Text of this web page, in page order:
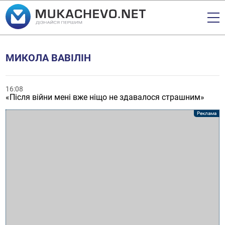
МИКОЛА ВАВІЛІН
16:08
«Після війни мені вже ніщо не здавалося страшним»